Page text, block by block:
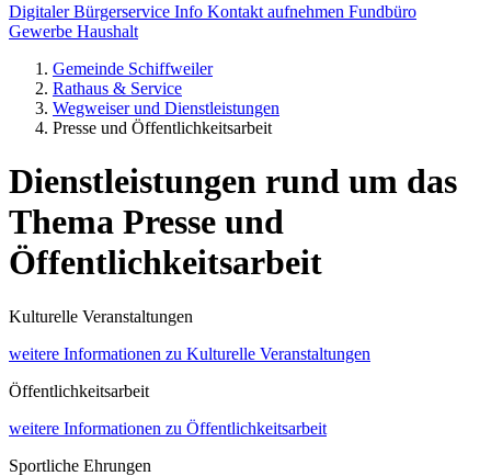
Digitaler Bürgerservice Info Kontakt aufnehmen Fundbüro
Gewerbe Haushalt
Gemeinde Schiffweiler
Rathaus & Service
Wegweiser und Dienstleistungen
Presse und Öffentlichkeitsarbeit
Dienstleistungen rund um das
Thema Presse und
Öffentlichkeitsarbeit
Kulturelle Veranstaltungen
weitere Informationen zu Kulturelle Veranstaltungen
Öffentlichkeitsarbeit
weitere Informationen zu Öffentlichkeitsarbeit
Sportliche Ehrungen